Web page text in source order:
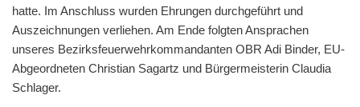
hatte. Im Anschluss wurden Ehrungen durchgeführt und
Auszeichnungen verliehen. Am Ende folgten Ansprachen
unseres Bezirksfeuerwehrkommandanten OBR Adi Binder, EU-
Abgeordneten Christian Sagartz und Bürgermeisterin Claudia
Schlager.